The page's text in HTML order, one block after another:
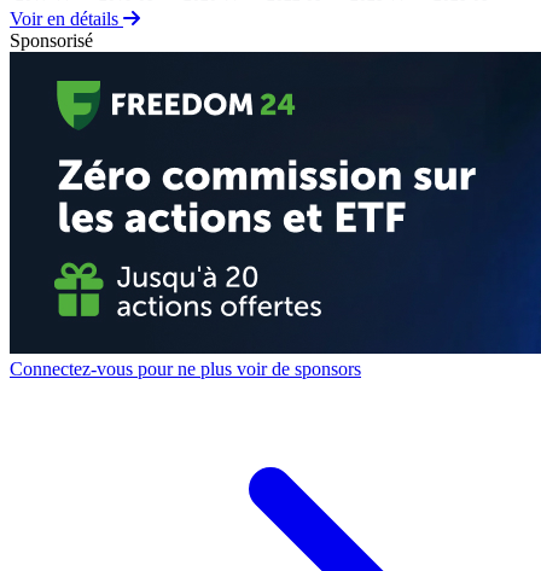
Voir en détails
Sponsorisé
Connectez-vous pour ne plus voir de sponsors